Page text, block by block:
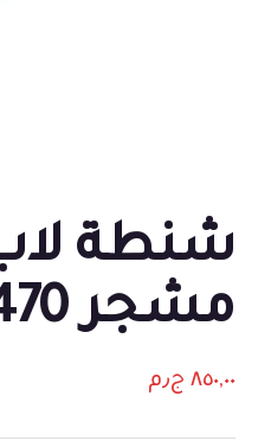
شنطة
مشجر 470
٨٥٠,٠٠ ج٫م